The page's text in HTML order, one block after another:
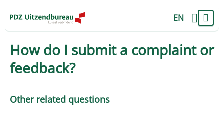
EN
How do I submit a complaint or
feedback?
Other related questions